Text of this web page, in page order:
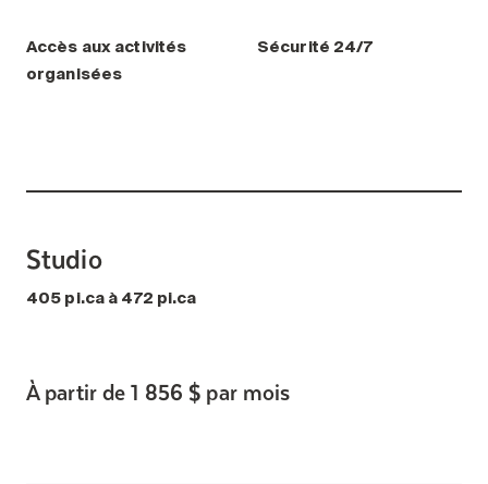
Accès aux activités
organisées
Sécurité 24/7
Studio
405 pi.ca à 472 pi.ca
À partir de 1 856 $ par mois